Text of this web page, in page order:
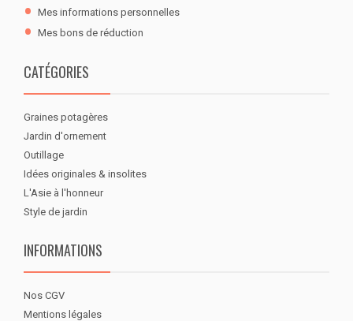
Mes informations personnelles
Mes bons de réduction
CATÉGORIES
Graines potagères
Jardin d'ornement
Outillage
Idées originales & insolites
L'Asie à l'honneur
Style de jardin
INFORMATIONS
Nos CGV
Mentions légales